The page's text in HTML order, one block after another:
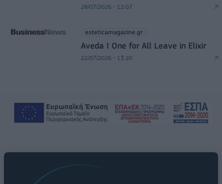
28/07/2026 - 12:07
esteticamagazine.gr
Aveda I One for All Leave in Elixir
22/07/2026 - 13:20